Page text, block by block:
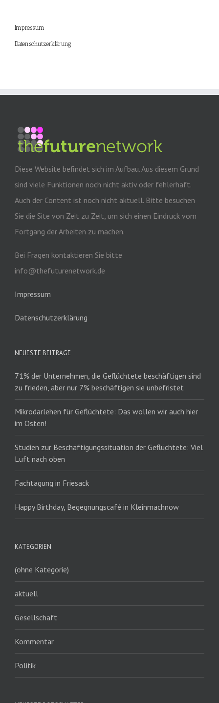
Impressum
Datenschutzerklärung
Diese Website befindet sich im Aufbau. Aus diesem Grund
sind viele Funktionen noch nicht aktiv oder fehlerhaft.
Auch der Content ist noch nicht aktuell. Bitte besuchen
Sie die Site von Zeit zu Zeit, um sich einen Eindruck vom
Fortgang der Arbeiten zu machen.
Bei Fragen kontaktieren Sie bitte
info@thefuturenetwork.de
Impressum
Datenschutzerklärung
NEUESTE BEITRÄGE
71% der Unternehmen, die Geflüchtete beschäftigen sind
zu frieden, aber nur 7% beschäftigen sie unbefristet
Mikrodarlehen für Geflüchtete: Das wollen wir auch hier
im Osten!
Studien zur Beschäftigungssituation der Geflüchtete: Viel
Luft nach oben
Fachtagung in Friesack
Happy Birthday, Begegnungscafé in Kleinmachnow
KATEGORIEN
(ohne Kategorie)
aktuell
Gesellschaft
Kommentar
Politik